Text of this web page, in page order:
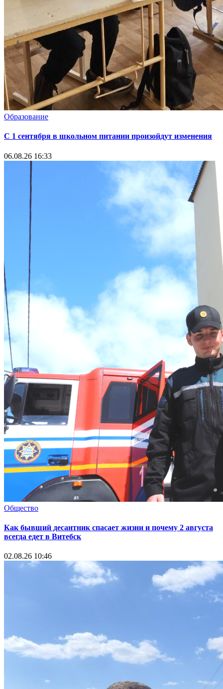
Образование
С 1 сентября в школьном питании произойдут изменения
06.08.26 16:33
Общество
Как бывший десантник спасает жизни и почему 2 августа
всегда едет в Витебск
02.08.26 10:46